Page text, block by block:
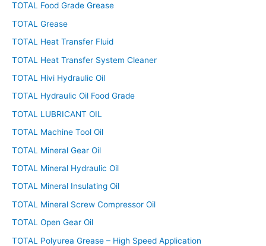
TOTAL Food Grade Grease
TOTAL Grease
TOTAL Heat Transfer Fluid
TOTAL Heat Transfer System Cleaner
TOTAL Hivi Hydraulic Oil
TOTAL Hydraulic Oil Food Grade
TOTAL LUBRICANT OIL
TOTAL Machine Tool Oil
TOTAL Mineral Gear Oil
TOTAL Mineral Hydraulic Oil
TOTAL Mineral Insulating Oil
TOTAL Mineral Screw Compressor Oil
TOTAL Open Gear Oil
TOTAL Polyurea Grease – High Speed Application